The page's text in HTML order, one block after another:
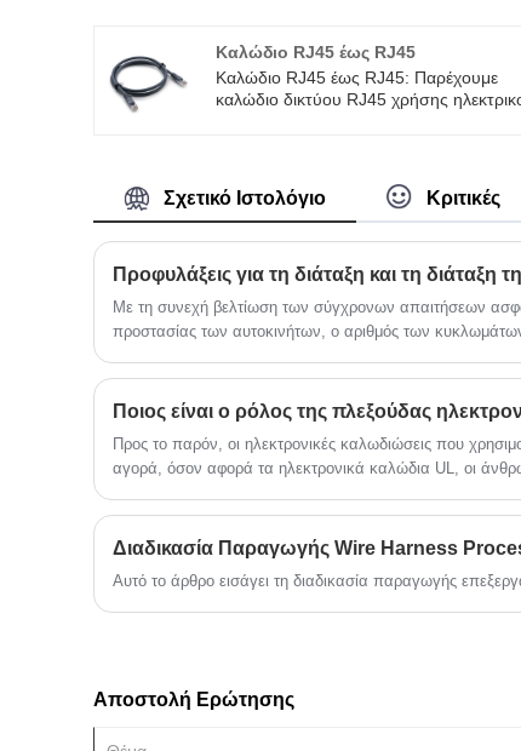
10 χρόνια, καλύπτοντας το μεγαλύτερο
μέρος της αγοράς της Ασίας, της
και της Αμερικής. Αναμένουμε να
Καλώδιο RJ45 έως RJ45
Καλώδιο RJ45 έως RJ45: Παρέχουμε
καλώδιο δικτύου RJ45 χρήσης
την κατασκευή συνδετήρων πάνω από
χρόνια, καλύπτοντας το μεγαλύτερο
μακροπρόθεσμος συνεργάτης σας στην
ταχύτητας Ethernet RJ45 CAT5, CAT6
CAT7. Επιχρυσωμένο RJ45 Εξαιρετικά
γρήγορο και σταθερό καλώδιο δικτύου.
Σχετικό Ιστολόγιο Κριτικές
Με τη συνεχή βελτίωση των σύγχρονων απαιτήσεων
προστασίας των αυτοκινήτων, ο αριθμός των
Ποιος είναι ο ρόλος της πλεξούδας
Προς το παρόν, οι ηλεκτρονικές καλωδιώσεις που
αγορά, όσον αφορά τα ηλεκτρονικά καλώδια UL, οι
Διαδικασία Παραγωγής Wire Harness
Αυτό το άρθρο εισάγει τη διαδικασία παραγωγής
Αποστολή Ερώτησης